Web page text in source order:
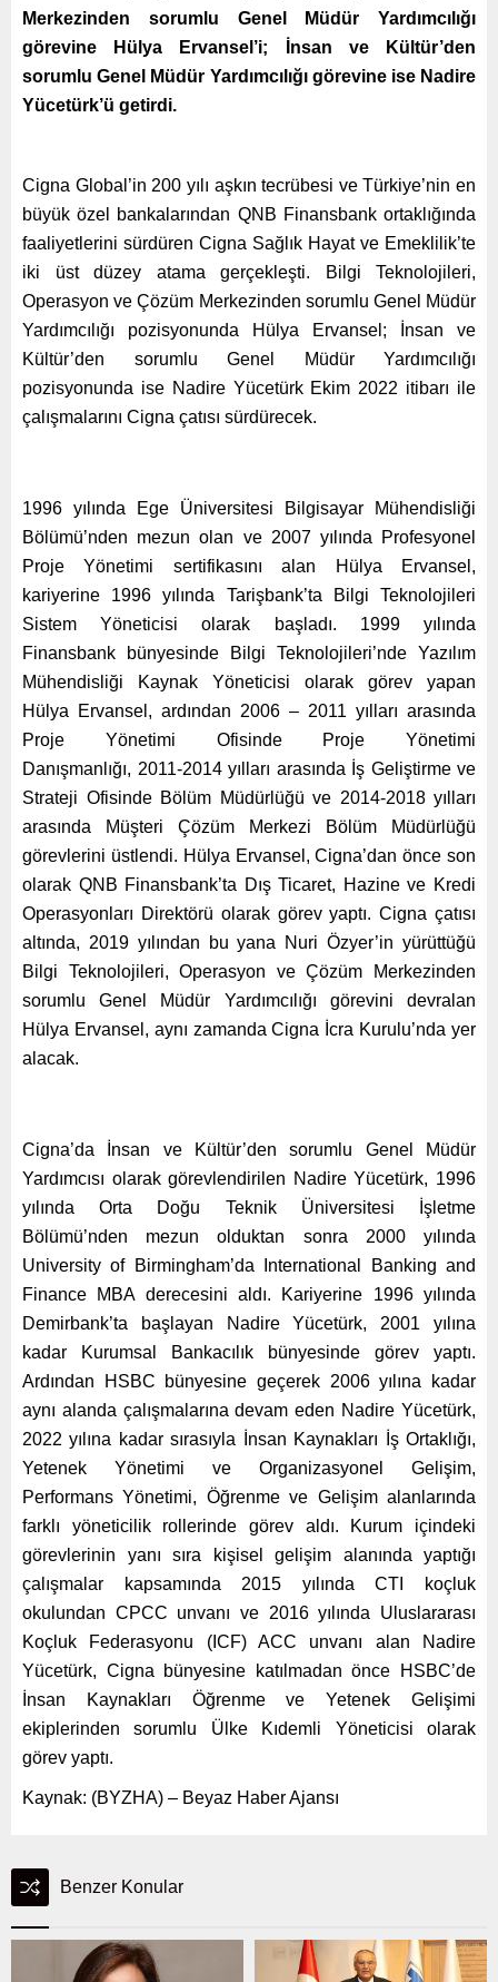
Merkezinden sorumlu Genel Müdür Yardımcılığı
görevine Hülya Ervansel’i; İnsan ve Kültür’den
sorumlu Genel Müdür Yardımcılığı görevine ise Nadire
Yücetürk’ü getirdi.
Cigna Global’in 200 yılı aşkın tecrübesi ve Türkiye’nin en
büyük özel bankalarından QNB Finansbank ortaklığında
faaliyetlerini sürdüren Cigna Sağlık Hayat ve Emeklilik’te
iki üst düzey atama gerçekleşti. Bilgi Teknolojileri,
Operasyon ve Çözüm Merkezinden sorumlu Genel Müdür
Yardımcılığı pozisyonunda Hülya Ervansel; İnsan ve
Kültür’den sorumlu Genel Müdür Yardımcılığı
pozisyonunda ise Nadire Yücetürk Ekim 2022 itibarı ile
çalışmalarını Cigna çatısı sürdürecek.
1996 yılında Ege Üniversitesi Bilgisayar Mühendisliği
Bölümü’nden mezun olan ve 2007 yılında Profesyonel
Proje Yönetimi sertifikasını alan Hülya Ervansel,
kariyerine 1996 yılında Tarişbank’ta Bilgi Teknolojileri
Sistem Yöneticisi olarak başladı. 1999 yılında
Finansbank bünyesinde Bilgi Teknolojileri’nde Yazılım
Mühendisliği Kaynak Yöneticisi olarak görev yapan
Hülya Ervansel, ardından 2006 – 2011 yılları arasında
Proje Yönetimi Ofisinde Proje Yönetimi
Danışmanlığı, 2011-2014 yılları arasında İş Geliştirme ve
Strateji Ofisinde Bölüm Müdürlüğü ve 2014-2018 yılları
arasında Müşteri Çözüm Merkezi Bölüm Müdürlüğü
görevlerini üstlendi. Hülya Ervansel, Cigna’dan önce son
olarak QNB Finansbank’ta Dış Ticaret, Hazine ve Kredi
Operasyonları Direktörü olarak görev yaptı. Cigna çatısı
altında, 2019 yılından bu yana Nuri Özyer’in yürüttüğü
Bilgi Teknolojileri, Operasyon ve Çözüm Merkezinden
sorumlu Genel Müdür Yardımcılığı görevini devralan
Hülya Ervansel, aynı zamanda Cigna İcra Kurulu’nda yer
alacak.
Cigna’da İnsan ve Kültür’den sorumlu Genel Müdür
Yardımcısı olarak görevlendirilen Nadire Yücetürk, 1996
yılında Orta Doğu Teknik Üniversitesi İşletme
Bölümü’nden mezun olduktan sonra 2000 yılında
University of Birmingham’da International Banking and
Finance MBA derecesini aldı. Kariyerine 1996 yılında
Demirbank’ta başlayan Nadire Yücetürk, 2001 yılına
kadar Kurumsal Bankacılık bünyesinde görev yaptı.
Ardından HSBC bünyesine geçerek 2006 yılına kadar
aynı alanda çalışmalarına devam eden Nadire Yücetürk,
2022 yılına kadar sırasıyla İnsan Kaynakları İş Ortaklığı,
Yetenek Yönetimi ve Organizasyonel Gelişim,
Performans Yönetimi, Öğrenme ve Gelişim alanlarında
farklı yöneticilik rollerinde görev aldı. Kurum içindeki
görevlerinin yanı sıra kişisel gelişim alanında yaptığı
çalışmalar kapsamında 2015 yılında CTI koçluk
okulundan CPCC unvanı ve 2016 yılında Uluslararası
Koçluk Federasyonu (ICF) ACC unvanı alan Nadire
Yücetürk, Cigna bünyesine katılmadan önce HSBC’de
İnsan Kaynakları Öğrenme ve Yetenek Gelişimi
ekiplerinden sorumlu Ülke Kıdemli Yöneticisi olarak
görev yaptı.
Kaynak: (BYZHA) – Beyaz Haber Ajansı
Benzer Konular